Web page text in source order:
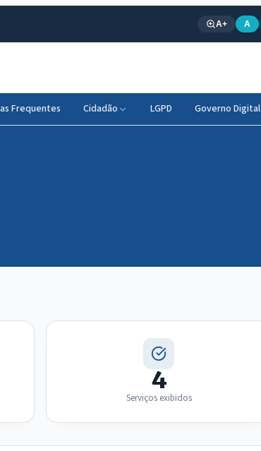
A+ A
Frequentes Cidadão LGPD Governo Digital
4
Serviços exibidos